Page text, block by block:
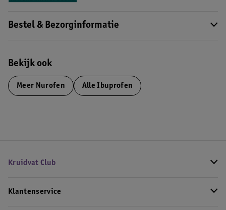
Bestel & Bezorginformatie
Bekijk ook
Meer Nurofen Alle Ibuprofen
Kruidvat Club
Klantenservice